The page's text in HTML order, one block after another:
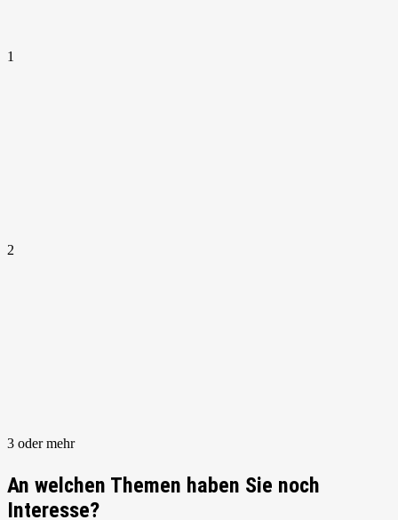
1
2
3 oder mehr
An welchen Themen haben Sie noch
Interesse?